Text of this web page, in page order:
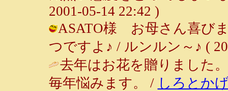
2001-05-14 22:42 )
ASATO様 お母さん喜び
つですよ♪ / ルンルン～♪ (
去年はお花を贈りました
毎年悩みます。 / しろとか